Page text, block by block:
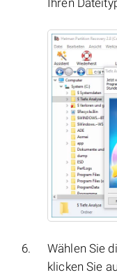
Wählen Sie
klicken Sie